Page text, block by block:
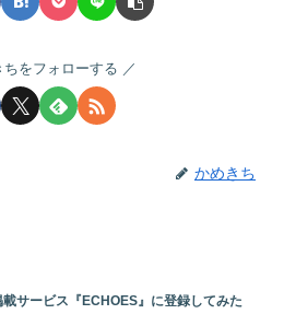
ちをフォローする
かめきち
載サービス『ECHOES』に登録してみた